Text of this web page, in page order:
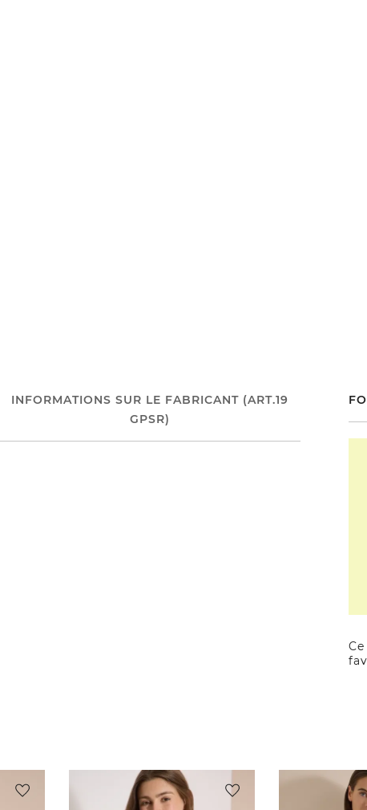
INFORMATIONS SUR LE FABRICANT (ART.19
GPSR)